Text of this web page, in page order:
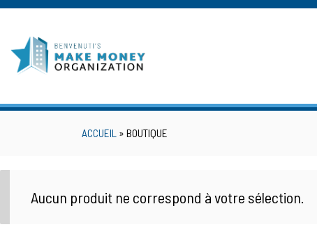
Skip
content
ACCUEIL » BOUTIQUE
Aucun produit ne correspond à votre sélection.